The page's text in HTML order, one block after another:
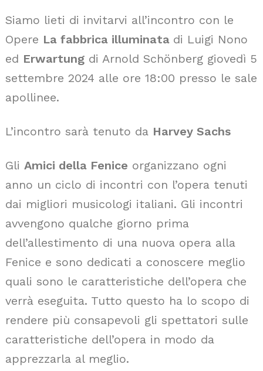
Siamo lieti di invitarvi all’incontro con le
Opere La fabbrica illuminata di Luigi Nono
ed Erwartung di Arnold Schönberg giovedì 5
settembre 2024 alle ore 18:00 presso le sale
apollinee.
L’incontro sarà tenuto da Harvey Sachs
Gli Amici della Fenice organizzano ogni
anno un ciclo di incontri con l’opera tenuti
dai migliori musicologi italiani. Gli incontri
avvengono qualche giorno prima
dell’allestimento di una nuova opera alla
Fenice e sono dedicati a conoscere meglio
quali sono le caratteristiche dell’opera che
verrà eseguita. Tutto questo ha lo scopo di
rendere più consapevoli gli spettatori sulle
caratteristiche dell’opera in modo da
apprezzarla al meglio.